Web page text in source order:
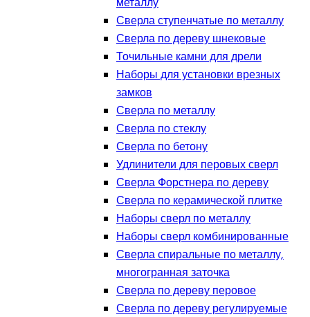
Сверла ступенчатые по металлу
Сверла по дереву шнековые
Точильные камни для дрели
Наборы для установки врезных
замков
Сверла по металлу
Сверла по стеклу
Сверла по бетону
Удлинители для перовых сверл
Сверла Форстнера по дереву
Сверла по керамической плитке
Наборы сверл по металлу
Наборы сверл комбинированные
Сверла спиральные по металлу,
многогранная заточка
Сверла по дереву перовое
Сверла по дереву регулируемые